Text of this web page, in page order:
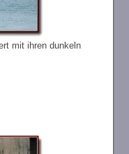
mit ihren dunkeln